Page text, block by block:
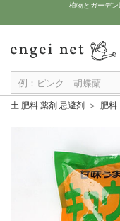
植物とガーデ
土 肥料 薬剤 忌避剤 肥料
10月中下旬予約
グッズ